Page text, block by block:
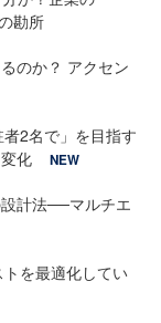
勘所
のか？ アクセン
2名で」を目指す
化
NEW
計法──マルチエ
を最適化してい